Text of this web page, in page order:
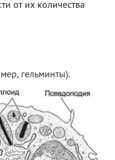
от их количества
гельминты).